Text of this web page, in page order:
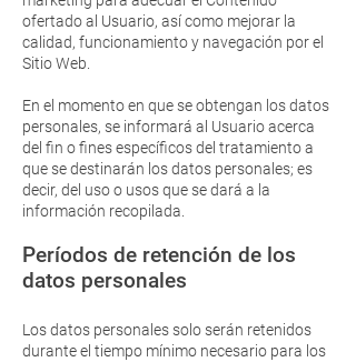
ofertado al Usuario, así como mejorar la
calidad, funcionamiento y navegación por el
Sitio Web.
En el momento en que se obtengan los datos
personales, se informará al Usuario acerca
del fin o fines específicos del tratamiento a
que se destinarán los datos personales; es
decir, del uso o usos que se dará a la
información recopilada.
Períodos de retención de los
datos personales
Los datos personales solo serán retenidos
durante el tiempo mínimo necesario para los